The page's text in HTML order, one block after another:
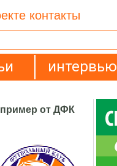
контакты
интервью
пример от ДФК